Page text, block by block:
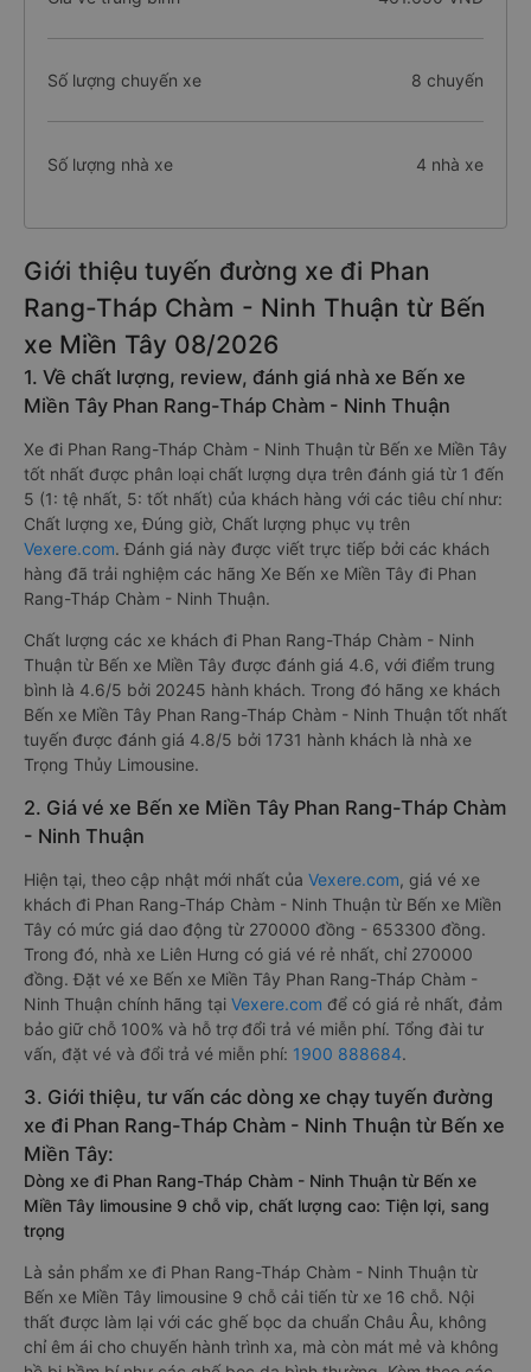
Số lượng chuyến xe 8 chuyến
Số lượng nhà xe 4 nhà xe
Giới thiệu tuyến đường xe đi Phan
Rang-Tháp Chàm - Ninh Thuận từ Bến
xe Miền Tây 08/2026
1. Về chất lượng, review, đánh giá nhà xe Bến xe
Miền Tây Phan Rang-Tháp Chàm - Ninh Thuận
Xe đi Phan Rang-Tháp Chàm - Ninh Thuận từ Bến xe Miền Tây
tốt nhất được phân loại chất lượng dựa trên đánh giá từ 1 đến
5 (1: tệ nhất, 5: tốt nhất) của khách hàng với các tiêu chí như:
Chất lượng xe, Đúng giờ, Chất lượng phục vụ trên
Vexere.com. Đánh giá này được viết trực tiếp bởi các khách
hàng đã trải nghiệm các hãng Xe Bến xe Miền Tây đi Phan
Rang-Tháp Chàm - Ninh Thuận.
Chất lượng các xe khách đi Phan Rang-Tháp Chàm - Ninh
Thuận từ Bến xe Miền Tây được đánh giá 4.6, với điểm trung
bình là 4.6/5 bởi 20245 hành khách. Trong đó hãng xe khách
Bến xe Miền Tây Phan Rang-Tháp Chàm - Ninh Thuận tốt nhất
tuyến được đánh giá 4.8/5 bởi 1731 hành khách là nhà xe
Trọng Thủy Limousine.
2. Giá vé xe Bến xe Miền Tây Phan Rang-Tháp Chàm
- Ninh Thuận
Hiện tại, theo cập nhật mới nhất của Vexere.com, giá vé xe
khách đi Phan Rang-Tháp Chàm - Ninh Thuận từ Bến xe Miền
Tây có mức giá dao động từ 270000 đồng - 653300 đồng.
Trong đó, nhà xe Liên Hưng có giá vé rẻ nhất, chỉ 270000
đồng. Đặt vé xe Bến xe Miền Tây Phan Rang-Tháp Chàm -
Ninh Thuận chính hãng tại Vexere.com để có giá rẻ nhất, đảm
bảo giữ chỗ 100% và hỗ trợ đổi trả vé miễn phí. Tổng đài tư
vấn, đặt vé và đổi trả vé miễn phí: 1900 888684.
3. Giới thiệu, tư vấn các dòng xe chạy tuyến đường
xe đi Phan Rang-Tháp Chàm - Ninh Thuận từ Bến xe
Miền Tây:
Dòng xe đi Phan Rang-Tháp Chàm - Ninh Thuận từ Bến xe
Miền Tây limousine 9 chỗ vip, chất lượng cao: Tiện lợi, sang
trọng
Là sản phẩm xe đi Phan Rang-Tháp Chàm - Ninh Thuận từ
Bến xe Miền Tây limousine 9 chỗ cải tiến từ xe 16 chỗ. Nội
thất được làm lại với các ghế bọc da chuẩn Châu Âu, không
chỉ êm ái cho chuyến hành trình xa, mà còn mát mẻ và không